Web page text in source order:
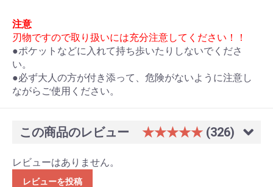
注意
刃物ですので取り扱いには充分注意してください！！
●ポケットなどに入れて持ち歩いたりしないでくださ
い。
●必ず大人の方が付き添って、危険がないように注意し
ながらご使用ください。
この商品のレビュー ★★★★★ (326)
レビューはありません。
レビューを投稿